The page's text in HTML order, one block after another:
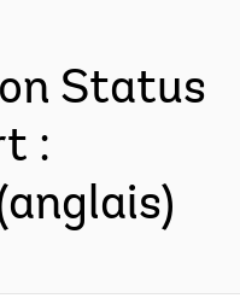
Status
: